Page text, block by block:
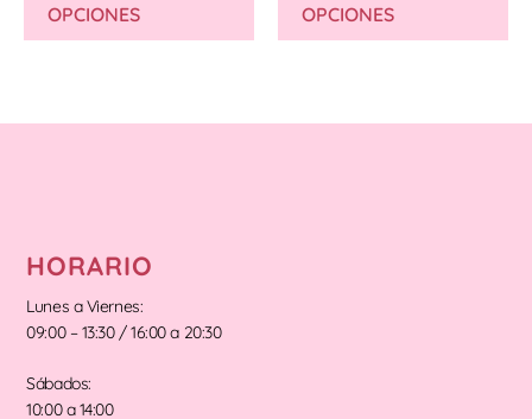
OPCIONES
OPCIONES
HORARIO
Lunes a Viernes:
09:00 – 13:30 / 16:00 a 20:30
Sábados:
10:00 a 14:00